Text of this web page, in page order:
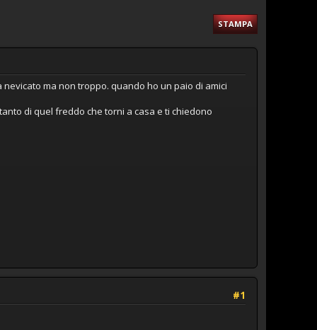
STAMPA
ma non troppo. quando ho un paio di amici
di quel freddo che torni a casa e ti chiedono
#1